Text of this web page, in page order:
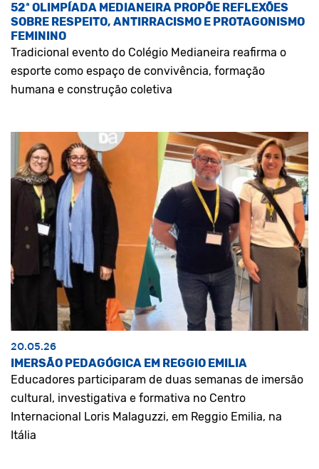
52ª OLIMPÍADA MEDIANEIRA PROPÕE REFLEXÕES
SOBRE RESPEITO, ANTIRRACISMO E PROTAGONISMO
FEMININO
Tradicional evento do Colégio Medianeira reafirma o
esporte como espaço de convivência, formação
humana e construção coletiva
20.05.26
IMERSÃO PEDAGÓGICA EM REGGIO EMILIA
Educadores participaram de duas semanas de imersão
cultural, investigativa e formativa no Centro
Internacional Loris Malaguzzi, em Reggio Emilia, na
Itália